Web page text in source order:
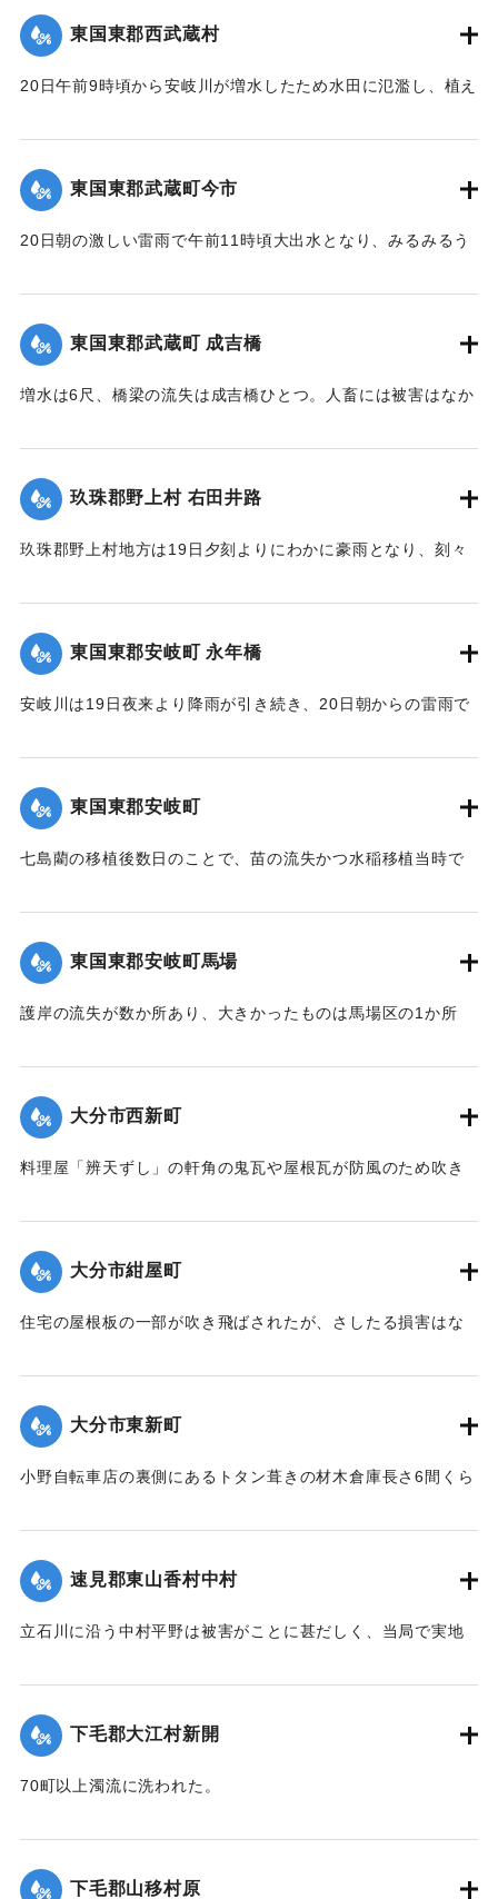
130名、計200余名が必死となって復旧工事を急いでいる。
崩壊の現場は直見駅構内を距る2,30間、簾山隧道（102尺）
で崩壊土砂岩石200坪に達し、これを除けば同時に崩壊してく
る部分が150坪ほどあり、差し当たり大量の土砂、岩石は直美
駅構内、および簾山隧道側に建築用列車を使用して捨ててい
日午前中には多分し復旧できる見込みである。なお列車は依
手は「直見駅の付近は一帯に土質が粗悪で過般崩壊したのも
直見駅をわずかに距った神ノ原間でした、営業線で300坪も崩
壊したことなどはあまり他に例がないことです」と語ってい
【出典：大分新聞 大正12年6月26日朝刊4面】
｜固有コード:00275092
2丈、明治41年度のの大洪水の記憶を呼び起こして一時は人心
恟々としたが、3時半ごろより減水し始め夕刻には半減した
人畜に死傷はなかった。
【出典：大分新聞 大正12年6月24日朝刊8面】
｜固有コード:00275084
東国東郡西武蔵村
20日午前9時頃から安岐川が増水したため水田に氾濫し、植え
なかったが、同日午後3時頃から減水したので村民は愁眉を開
いた。
【出典：大分新聞 大正12年6月24日朝刊8面】
東国東郡武蔵町今市
20日朝の激しい雷雨で午前11時頃大出水となり、みるみるう
すもの、田植えから帰って自宅が浸水しているのを初めて知
るものがいたり、道路、田畑、農作物の被害は著しく、こと
に今市区は被害が一層著しく、道路はさながら川のようで、
つとめ人心恟々たるものがあったが、午後4時に至り、漸次減
【出典：大分新聞 大正12年6月24日朝刊8面】
｜固有コード:00275086
東国東郡武蔵町 成吉橋
増水は6尺、橋梁の流失は成吉橋ひとつ。人畜には被害はなか
｜固有コード:
玖珠郡野上村 右田井路
玖珠郡野上村地方は19日夕刻よりにわかに豪雨となり、刻々
れ、中村方面へ全部流出し、浸水家屋は100戸あった。一昨年
の大洪水を思い、人心恟々たる有様だった。なお、人畜に死
傷はなかった。
【出典：大分新聞 大正12年6月24日朝刊8面】
東国東郡安岐町 永年橋
安岐川は19日夜来より降雨が引き続き、20日朝からの雷雨で
ったため、消防組青年会員は総出となり浸水家屋およびに
港、橋に流木が流れかかるのを必死になり防御したため、港
や橋は無事だったが、永年橋はついに流失した。
【出典：大分新聞 大正12年6月24日朝刊8面】
東国東郡安岐町
七島藺の移植後数日のことで、苗の流失かつ水稲移植当時で
害はなかった。＜浸水家屋 70余戸、浸水田畑 120町歩、流失
田 2町歩＞安岐町内では県費支弁の復旧工事は約2万円くらい
の見込み。
【出典：大分新聞 大正12年6月24日朝刊8面】
東国東郡安岐町馬場
護岸の流失が数か所あり、大きかったものは馬場区の1か所
｜固有コード:
大分市西新町
料理屋「辨天ずし」の軒角の鬼瓦や屋根瓦が防風のため吹き
｜固有コード:
大分市紺屋町
住宅の屋根板の一部が吹き飛ばされたが、さしたる損害はな
｜固有コード:
大分市東新町
小野自転車店の裏側にあるトタン葺きの材木倉庫長さ6間くら
｜固有コード:
速見郡東山香村中村
立石川に沿う中村平野は被害がことに甚だしく、当局で実地
え、郡長代理の有永技手とともに22日に同村に出張し、村当
局者ならびに地主側にも被害地の実地調査を行った。詳細は
不明であるものの、苗が植え付け不能になったものが24,5町
下毛郡大江村新開
70町以上濁流に洗われた。
｜固有コード:00275072
下毛郡山移村原